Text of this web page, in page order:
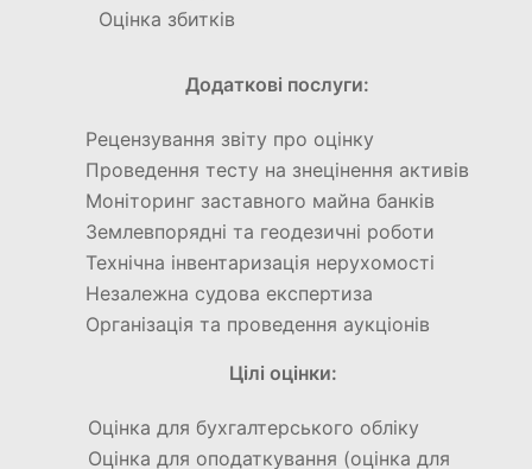
Оцінка збитків
Додаткові послуги:
Рецензування звіту про оцінку
Проведення тесту на знецінення активів
Моніторинг заставного майна банків
Землевпорядні та геодезичні роботи
Технічна інвентаризація нерухомості
Незалежна судова експертиза
Організація та проведення аукціонів
Цілі оцінки:
Оцінка для бухгалтерського обліку
Оцінка для оподаткування (оцінка для